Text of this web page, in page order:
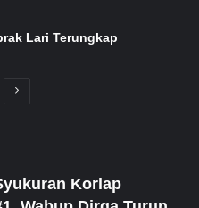
Lari Terungkap
Next
Korlap